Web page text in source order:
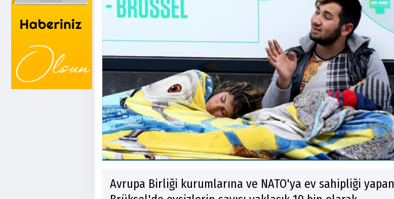
Avrupa Birliği kurumlarına ve NATO'ya ev sahipliği yapan